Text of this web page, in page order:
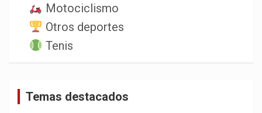
Motociclismo
Otros deportes
Tenis
Temas destacados